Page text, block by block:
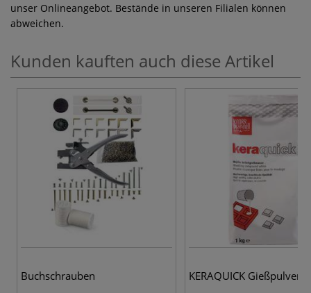
unser Onlineangebot. Bestände in unseren Filialen können
abweichen.
Kunden kauften auch diese Artikel
Buchschrauben KERAQUICK Gießpulver